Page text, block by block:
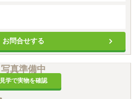
お問合せする
写真準備中
見学で実物を確認